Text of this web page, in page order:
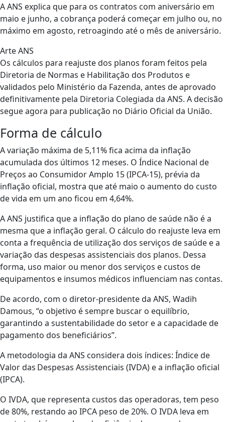
A ANS explica que para os contratos com aniversário em
maio e junho, a cobrança poderá começar em julho ou, no
máximo em agosto, retroagindo até o mês de aniversário.
Arte ANS
Os cálculos para reajuste dos planos foram feitos pela
Diretoria de Normas e Habilitação dos Produtos e
validados pelo Ministério da Fazenda, antes de aprovado
definitivamente pela Diretoria Colegiada da ANS. A decisão
segue agora para publicação no Diário Oficial da União.
Forma de cálculo
A variação máxima de 5,11% fica acima da inflação
acumulada dos últimos 12 meses. O Índice Nacional de
Preços ao Consumidor Amplo 15 (IPCA-15), prévia da
inflação oficial, mostra que até maio o aumento do custo
de vida em um ano ficou em 4,64%.
A ANS justifica que a inflação do plano de saúde não é a
mesma que a inflação geral. O cálculo do reajuste leva em
conta a frequência de utilização dos serviços de saúde e a
variação das despesas assistenciais dos planos. Dessa
forma, uso maior ou menor dos serviços e custos de
equipamentos e insumos médicos influenciam nas contas.
De acordo, com o diretor-presidente da ANS, Wadih
Damous, “o objetivo é sempre buscar o equilíbrio,
garantindo a sustentabilidade do setor e a capacidade de
pagamento dos beneficiários”.
A metodologia da ANS considera dois índices: Índice de
Valor das Despesas Assistenciais (IVDA) e a inflação oficial
(IPCA).
O IVDA, que representa custos das operadoras, tem peso
de 80%, restando ao IPCA peso de 20%. O IVDA leva em